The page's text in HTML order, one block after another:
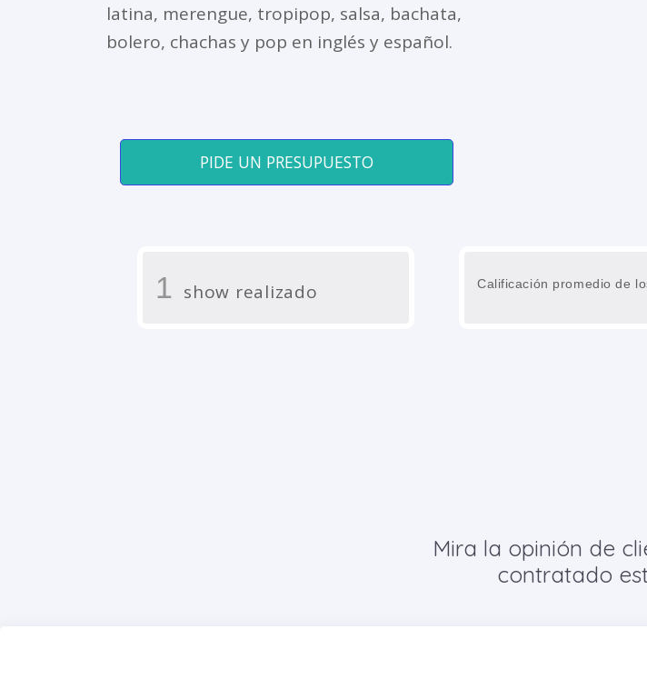
latina, merengue, tropipop, salsa, bachata,
bolero, chachas y pop en inglés y español.
PIDE UN PRESUPUESTO
1 show realizado Calificación promedio de
Mira la opinión de
contratado